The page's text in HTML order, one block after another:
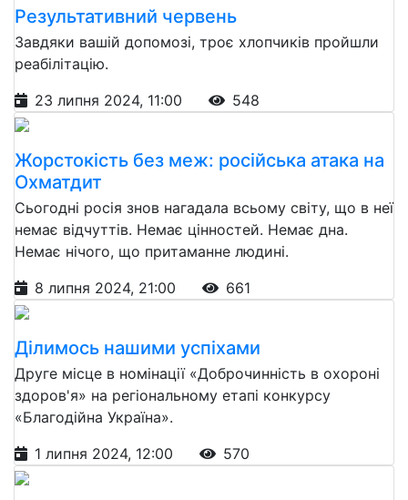
Результативний червень
Завдяки вашій допомозі, троє хлопчиків пройшли
реабілітацію.
23 липня 2024, 11:00
548
Жорстокість без меж: російська атака на
Охматдит
Сьогодні росія знов нагадала всьому світу, що в неї
немає відчуттів. Немає цінностей. Немає дна.
Немає нічого, що притаманне людині.
8 липня 2024, 21:00
661
Ділимось нашими успіхами
Друге місце в номінації «Доброчинність в охороні
здоров'я» на регіональному етапі конкурсу
«Благодійна Україна».
1 липня 2024, 12:00
570